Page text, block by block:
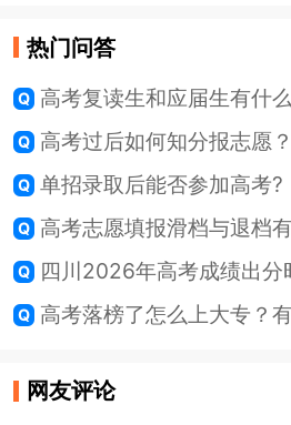
热门问答
高考复读生和应届生有什
高考过后如何知分报志愿？
单招录取后能否参加高考?
高考志愿填报滑档与退档
四川2026年高考成绩出分
高考落榜了怎么上大专？
网友评论